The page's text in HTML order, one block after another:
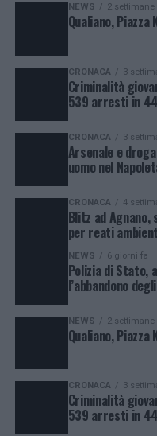
NEWS 2 settimane
Qualiano,
CRONACA 3
Criminalità
539 arresti in
CRONACA 3
Arsenale e
uomo nel
CRONACA 4
Blitz ad
per reati
NEWS 6 giorni fa
Polizia di Stato,
l’abbandono
NEWS 2 settimane
Qualiano,
CRONACA 3
Criminalità
539 arresti in